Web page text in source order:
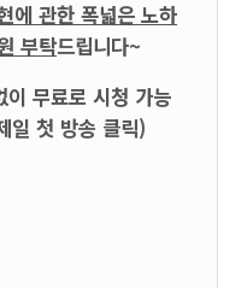
에 관한 폭넓은 노하
부탁드립니다~
무료로 시청 가능
일 첫 방송 클릭)